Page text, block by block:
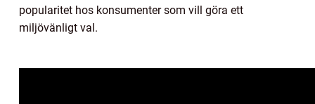
popularitet hos konsumenter som vill göra ett
miljövänligt val.